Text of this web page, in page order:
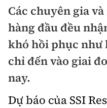
Hạ tầng phương tiện
Góc nhìn
Tâm điểm
Xe du lịch
Xe chuyên dụng
Xe máy
Đánh giá xe
Đánh giá xe mới
So sánh
Lái mới
Chọn xe
Bảo hiểm xe
Sản phẩm bảo hiểm
Các chuyên gia
hàng đầu đều
khó hồi phục như
chỉ đến vào giai
nay.
Dự báo của SSI